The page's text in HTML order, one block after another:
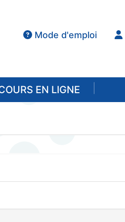
Mode d'emploi
EN LIGNE